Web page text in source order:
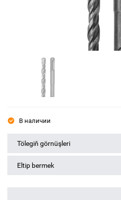
В наличии
Tölegiň görnüşleri
Eltip bermek